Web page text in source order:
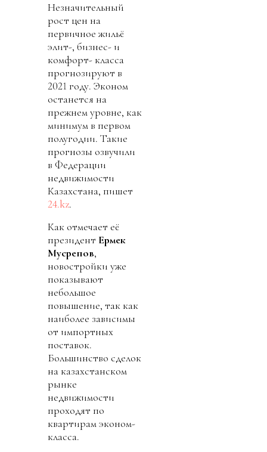
Незначительный
рост цен на
первичное жильё
элит-, бизнес- и
комфорт- класса
прогнозируют в
2021 году. Эконом
останется на
прежнем уровне, как
минимум в первом
полугодии. Такие
прогнозы озвучили
в Федерации
недвижимости
Казахстана, пишет
24.kz.
Как отмечает её
президент Ермек
Мусрепов,
новостройки уже
показывают
небольшое
повышение, так как
наиболее зависимы
от импортных
поставок.
Большинство сделок
на казахстанском
рынке
недвижимости
проходят по
квартирам эконом-
класса.